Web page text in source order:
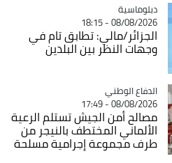
Catégorie
دبلوماسية
08/08/2026 - 18:15
الجزائر/مالي: تطابق تام في
وجهات النظر بين البلدين
Catégorie
الدفاع الوطني
08/08/2026 - 17:49
مصالح أمن الجيش تستلم الرعية
الألماني المختطف بالنيجر من
طرف مجموعة إجرامية مسلحة